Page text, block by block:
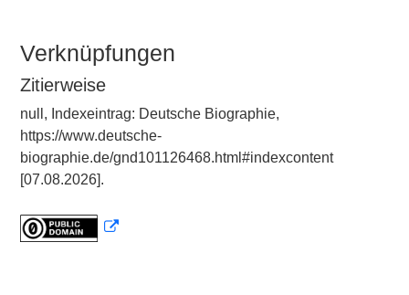
Verknüpfungen
Zitierweise
null, Indexeintrag: Deutsche Biographie,
https://www.deutsche-
biographie.de/gnd101126468.html#indexcontent
[07.08.2026].